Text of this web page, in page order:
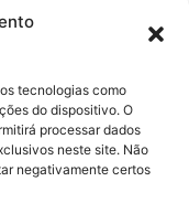
tecnologias como
do dispositivo. O
processar dados
neste site. Não
negativamente certos